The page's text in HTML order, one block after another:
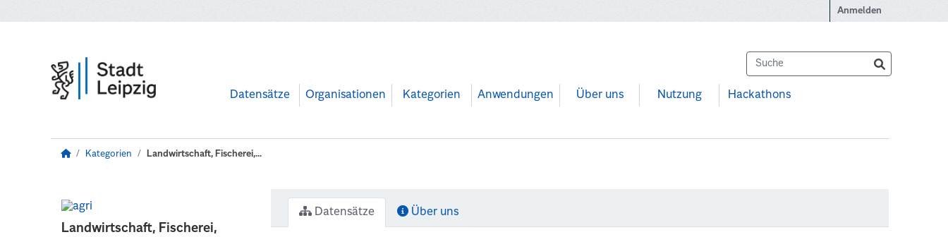
Anmelden
Datensätze Organisationen Kategorien Anwendungen Über uns Nutzung Hackathons
Kategorien Landwirtschaft, Fischerei,...
Landwirtschaft, Fischerei,
Datensätze Über uns